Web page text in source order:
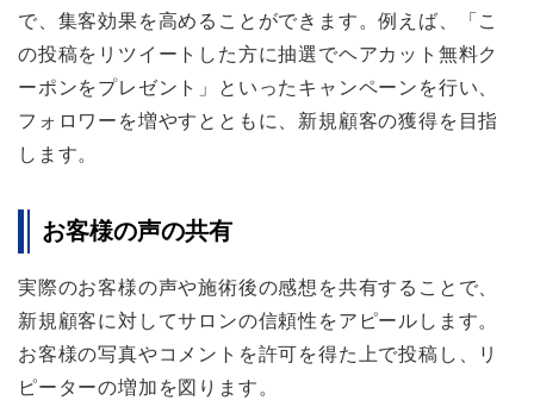
で、集客効果を高めることができます。例えば、「こ
の投稿をリツイートした方に抽選でヘアカット無料ク
ーポンをプレゼント」といったキャンペーンを行い、
フォロワーを増やすとともに、新規顧客の獲得を目指
します。
お客様の声の共有
実際のお客様の声や施術後の感想を共有することで、
新規顧客に対してサロンの信頼性をアピールします。
お客様の写真やコメントを許可を得た上で投稿し、リ
ピーターの増加を図ります。